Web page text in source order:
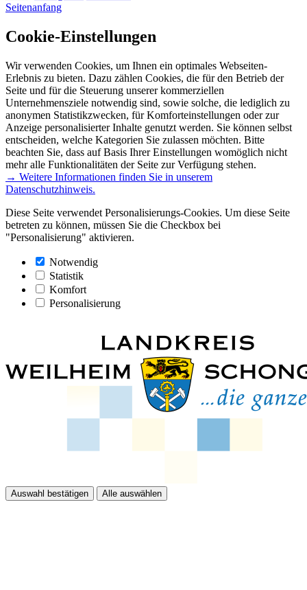
Seitenanfang
Cookie-Einstellungen
Wir verwenden Cookies, um Ihnen ein optimales Webseiten-
Erlebnis zu bieten. Dazu zählen Cookies, die für den Betrieb der
Seite und für die Steuerung unserer kommerziellen
Unternehmensziele notwendig sind, sowie solche, die lediglich zu
anonymen Statistikzwecken, für Komforteinstellungen oder zur
Anzeige personalisierter Inhalte genutzt werden. Sie können selbst
entscheiden, welche Kategorien Sie zulassen möchten. Bitte
beachten Sie, dass auf Basis Ihrer Einstellungen womöglich nicht
mehr alle Funktionalitäten der Seite zur Verfügung stehen.
→ Weitere Informationen finden Sie in unserem
Datenschutzhinweis.
Diese Seite verwendet Personalisierungs-Cookies. Um diese Seite
betreten zu können, müssen Sie die Checkbox bei
"Personalisierung" aktivieren.
Notwendig
Statistik
Komfort
Personalisierung
Auswahl bestätigen Alle auswählen